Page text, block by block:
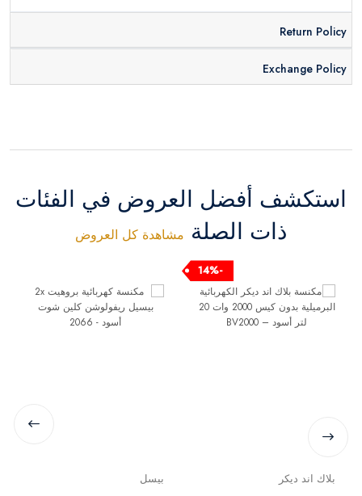
Return Policy
Exchange Policy
استكشف أفضل العروض في الفئات
ذات الصلة مشاهدة كل العروض
-14%
بلاك اند ديكر بيسل